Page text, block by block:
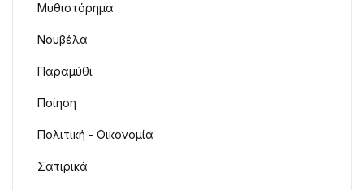
Μυθιστόρημα
Νουβέλα
Παραμύθι
Ποίηση
Πολιτική - Οικονομία
Σατιρικά